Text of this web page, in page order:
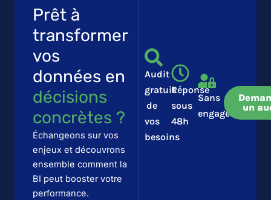
Prêt à
transformer
vos
données en
décisions
concrètes ?​​
Échangeons sur vos
enjeux et découvrons
ensemble comment la
BI peut booster votre
performance.
Audit
gratuit
de
vos
besoins
Réponse
sous
48h
Sans
engagement
un